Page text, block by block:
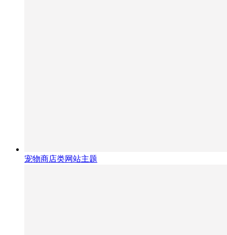
宠物商店类网站主题